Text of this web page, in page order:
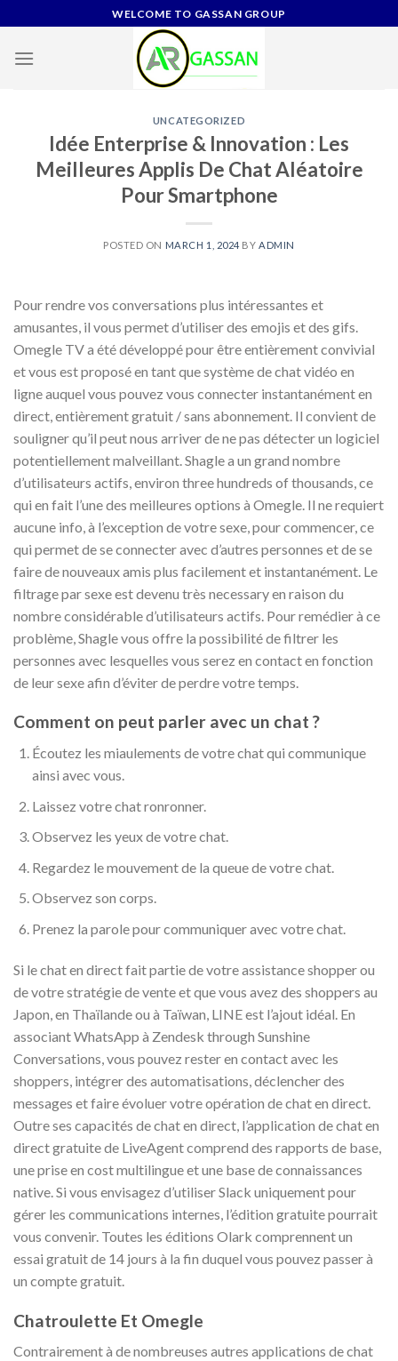
to
content
WELCOME TO GASSAN GROUP
UNCATEGORIZED
Idée Enterprise & Innovation : Les
Meilleures Applis De Chat Aléatoire
Pour Smartphone
POSTED ON MARCH 1, 2024 BY ADMIN
Pour rendre vos conversations plus intéressantes et
amusantes, il vous permet d’utiliser des emojis et des gifs.
Omegle TV a été développé pour être entièrement convivial
et vous est proposé en tant que système de chat vidéo en
ligne auquel vous pouvez vous connecter instantanément en
direct, entièrement gratuit / sans abonnement. Il convient de
souligner qu’il peut nous arriver de ne pas détecter un logiciel
potentiellement malveillant. Shagle a un grand nombre
d’utilisateurs actifs, environ three hundreds of thousands, ce
qui en fait l’une des meilleures options à Omegle. Il ne requiert
aucune info, à l’exception de votre sexe, pour commencer, ce
qui permet de se connecter avec d’autres personnes et de se
faire de nouveaux amis plus facilement et instantanément. Le
filtrage par sexe est devenu très necessary en raison du
nombre considérable d’utilisateurs actifs. Pour remédier à ce
problème, Shagle vous offre la possibilité de filtrer les
personnes avec lesquelles vous serez en contact en fonction
de leur sexe afin d’éviter de perdre votre temps.
Comment on peut parler avec un chat ?
Écoutez les miaulements de votre chat qui communique
ainsi avec vous.
Laissez votre chat ronronner.
Observez les yeux de votre chat.
Regardez le mouvement de la queue de votre chat.
Observez son corps.
Prenez la parole pour communiquer avec votre chat.
Si le chat en direct fait partie de votre assistance shopper ou
de votre stratégie de vente et que vous avez des shoppers au
Japon, en Thaïlande ou à Taïwan, LINE est l’ajout idéal. En
associant WhatsApp à Zendesk through Sunshine
Conversations, vous pouvez rester en contact avec les
shoppers, intégrer des automatisations, déclencher des
messages et faire évoluer votre opération de chat en direct.
Outre ses capacités de chat en direct, l’application de chat en
direct gratuite de LiveAgent comprend des rapports de base,
une prise en cost multilingue et une base de connaissances
native. Si vous envisagez d’utiliser Slack uniquement pour
gérer les communications internes, l’édition gratuite pourrait
vous convenir. Toutes les éditions Olark comprennent un
essai gratuit de 14 jours à la fin duquel vous pouvez passer à
un compte gratuit.
Chatroulette Et Omegle
Contrairement à de nombreuses autres applications de chat